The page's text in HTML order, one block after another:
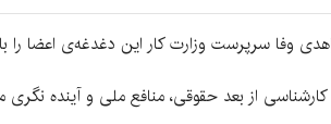
سرپرست وزارت کار این دغدغه‌ی اعضا را با
از بعد حقوقی، منافع ملی و آینده نگری